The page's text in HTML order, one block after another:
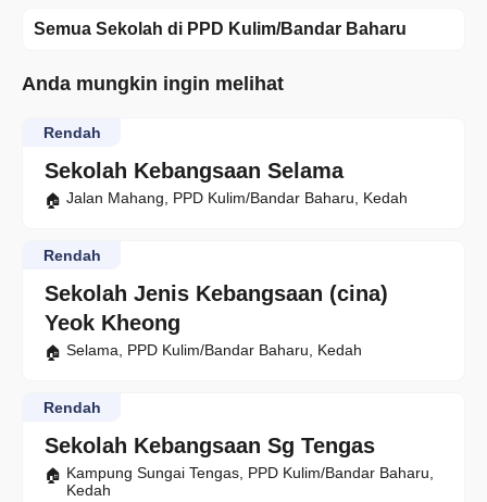
Semua Sekolah di PPD Kulim/Bandar Baharu
Anda mungkin ingin melihat
Sekolah Kebangsaan Selama
Rendah
Jalan Mahang, PPD Kulim/Bandar Baharu, Kedah
Sekolah Jenis Kebangsaan (cina)
Yeok Kheong
Rendah
Selama, PPD Kulim/Bandar Baharu, Kedah
Sekolah Kebangsaan Sg Tengas
Rendah
Kampung Sungai Tengas, PPD Kulim/Bandar Baharu,
Kedah